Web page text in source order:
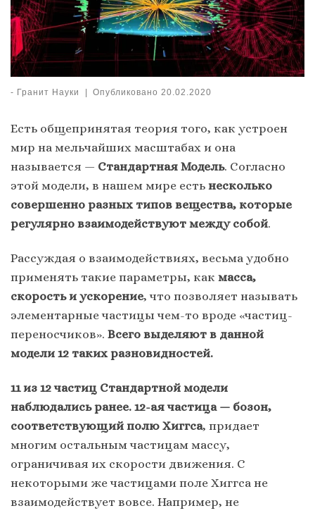
- Гранит Науки | Опубликовано 20.02.2020
Есть общепринятая теория того, как устроен
мир на мельчайших масштабах и она
называется — Стандартная Модель. Согласно
этой модели, в нашем мире есть несколько
совершенно разных типов вещества, которые
регулярно взаимодействуют между собой.
Рассуждая о взаимодействиях, весьма удобно
применять такие параметры, как масса,
скорость и ускорение, что позволяет называть
элементарные частицы чем-то вроде «частиц-
переносчиков». Всего выделяют в данной
модели 12 таких разновидностей.
11 из 12 частиц Стандартной модели
наблюдались ранее. 12-ая частица — бозон,
соответствующий полю Хиггса, придает
многим остальным частицам массу,
ограничивая их скорости движения. С
некоторыми же частицами поле Хиггса не
взаимодействует вовсе. Например, не